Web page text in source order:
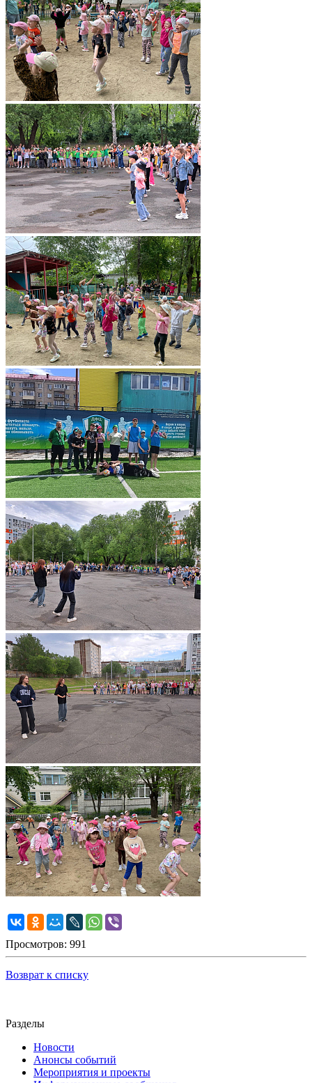
Просмотров: 991
Возврат к списку
Разделы
Новости
Анонсы событий
Мероприятия и проекты